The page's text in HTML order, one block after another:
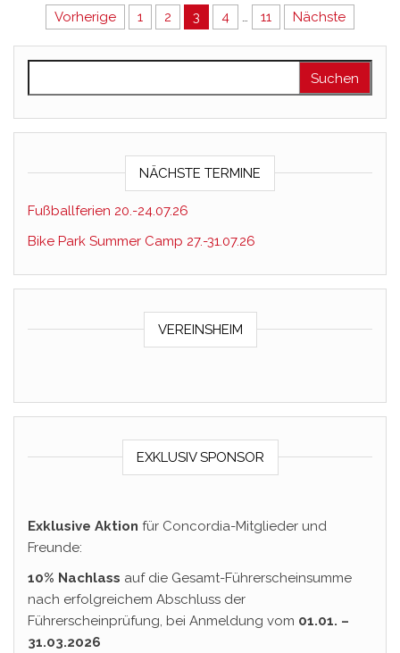
Seitennummerierung der
Vorherige 1 2 3 4 … 11 Nächste
NÄCHSTE TERMINE
Fußballferien 20.-24.07.26
Bike Park Summer Camp 27.-31.07.26
VEREINSHEIM
EXKLUSIV SPONSOR
Exklusive Aktion für Concordia-Mitglieder und
Freunde:
10% Nachlass auf die Gesamt-Führerscheinsumme
nach erfolgreichem Abschluss der
Führerscheinprüfung, bei Anmeldung vom 01.01. –
31.03.2026